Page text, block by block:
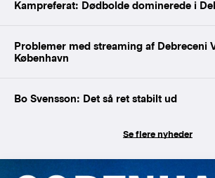
Kampreferat: Dødbolde dominerede i
Problemer med streaming af Debreceni
København
Bo Svensson: Det så ret stabilt ud
Se flere nyheder